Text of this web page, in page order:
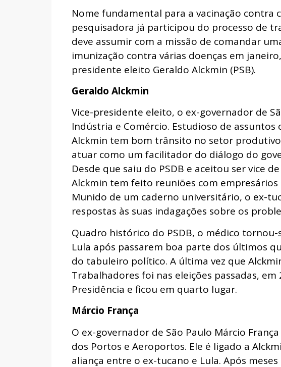
Nome fundamental para a vacinação contra
pesquisadora já participou do processo de
deve assumir com a missão de comandar
imunização contra várias doenças em
presidente eleito Geraldo Alckmin (PSB).
Geraldo Alckmin
Vice-presidente eleito, o ex-governador de
Indústria e Comércio. Estudioso de
Alckmin tem bom trânsito no setor produtivo
atuar como um facilitador do diálogo do
Desde que saiu do PSDB e aceitou ser vice
Alckmin tem feito reuniões com
Munido de um caderno universitário, o ex-
respostas às suas indagações sobre os
Quadro histórico do PSDB, o médico
Lula após passarem boa parte dos últimos
do tabuleiro político. A última vez que
Trabalhadores foi nas eleições passadas,
Presidência e ficou em quarto lugar.
Márcio França
O ex-governador de São Paulo Márcio
dos Portos e Aeroportos. Ele é ligado a
aliança entre o ex-tucano e Lula. Após